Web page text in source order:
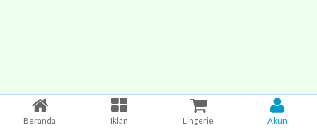
Beranda Iklan Lingerie Akun